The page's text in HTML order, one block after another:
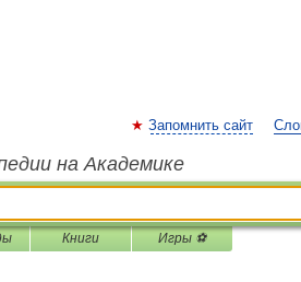
Запомнить сайт
на Академике
Книги Игры ⚽